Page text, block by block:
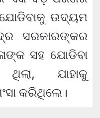
ଉଦ୍ୟମ
ସରକାରଙ୍କର
ସହ ଯୋଡିବା
ଯାହାକୁ
କରିଥିଲେ।